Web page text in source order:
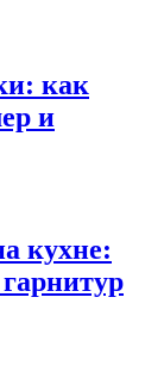
как
и
кухне: